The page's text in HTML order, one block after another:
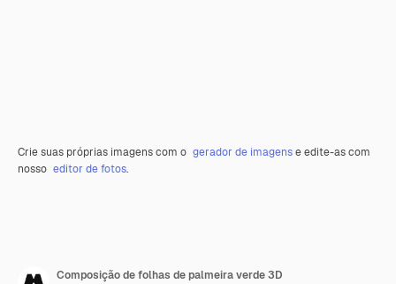
Crie suas próprias imagens com o gerador de imagense edite-as com
nosso editor de fotos.
Composição de folhas de palmeira verde 3D